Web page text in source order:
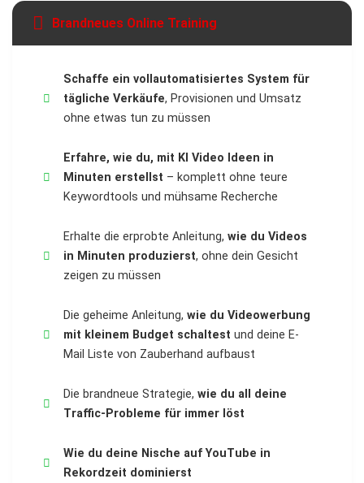
Brandneues Online Training
Schaffe ein vollautomatisiertes System für
tägliche Verkäufe, Provisionen und Umsatz
ohne etwas tun zu müssen
Erfahre, wie du, mit KI Video Ideen in
Minuten erstellst – komplett ohne teure
Keywordtools und mühsame Recherche
Erhalte die erprobte Anleitung, wie du Videos
in Minuten produzierst, ohne dein Gesicht
zeigen zu müssen
Die geheime Anleitung, wie du Videowerbung
mit kleinem Budget schaltest und deine E-
Mail Liste von Zauberhand aufbaust
Die brandneue Strategie, wie du all deine
Traffic-Probleme für immer löst
Wie du deine Nische auf YouTube in
Rekordzeit dominierst